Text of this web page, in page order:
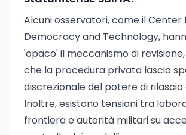
Alcuni osservatori, come il Center
Democracy and Technology,
'opaco' il meccanismo di
che la procedura privata lascia
discrezionale del potere di rilascio
Inoltre, esistono tensioni tra
frontiera e autorità militari su